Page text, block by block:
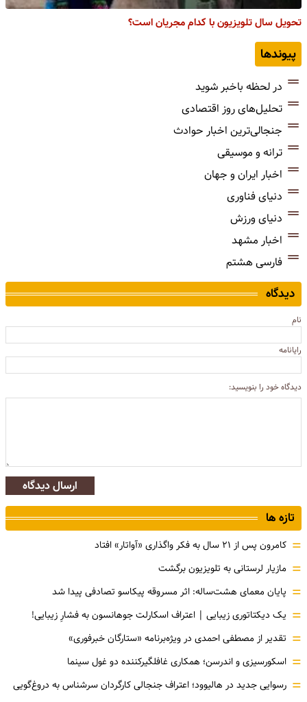
تحویل سال تلویزیون با کدام مجریان است؟
پیوندها
در لحظه باخبر شوید
تحلیل‌های روز اقتصادی
جنجالی‌ترین اخبار حوادث
ترانه و موسیقی
اخبار ایران و جهان
دنیای فناوری
دنیای ورزش
اخبار مشهد
فارسی هشتم
دیدگاه
نام
رایانامه
دیدگاه خود را بنویسید:
ارسال دیدگاه
تازه ها
= کامرون پس از ۲۱ سال به فکر واگذاری «آواتار» افتاد
= مازیار لرستانی به تلویزیون برگشت
= پایان معمای هشت‌ساله: اثر مسروقه پیکاسو تصادفی پیدا شد
= یک دیکتاتوری زیبایی | اعتراف اسکارلت جوهانسون به فشارِ زیبایی!
= تقدیر از مصطفی احمدی در ویژه‌برنامه «ستارگان خبرفوری»
= اسکورسیزی و اندرسن؛ همکاری غافلگیرکننده دو غول سینما
= رسوایی جدید در هالیوود؛ اعتراف جنجالی کارگردان سرشناس به دروغ‌گویی